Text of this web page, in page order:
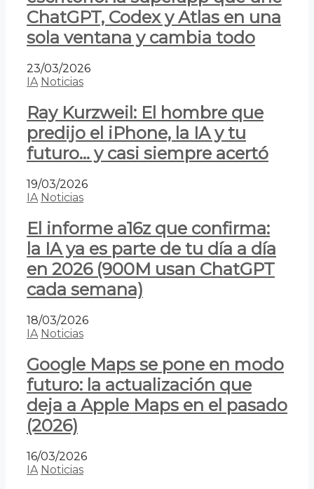
ChatGPT, Codex y Atlas en una
sola ventana y cambia todo
23/03/2026
IA Noticias
Ray Kurzweil: El hombre que
predijo el iPhone, la IA y tu
futuro… y casi siempre acertó
19/03/2026
IA Noticias
El informe a16z que confirma:
la IA ya es parte de tu día a día
en 2026 (900M usan ChatGPT
cada semana)
18/03/2026
IA Noticias
Google Maps se pone en modo
futuro: la actualización que
deja a Apple Maps en el pasado
(2026)
16/03/2026
IA Noticias